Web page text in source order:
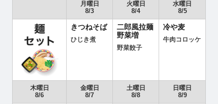
月曜日
8/3
火曜日
8/4
水曜日
8/5
きつねそば
ひじき煮
二郎風拉麺
野菜増
野菜餃子
冷や麦
牛肉コロッケ
木曜日
8/6
金曜日
8/7
土曜日
8/8
日曜日
8/9